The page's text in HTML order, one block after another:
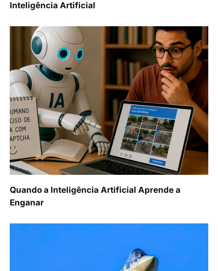
Inteligência Artificial
Quando a Inteligência Artificial Aprende a
Enganar